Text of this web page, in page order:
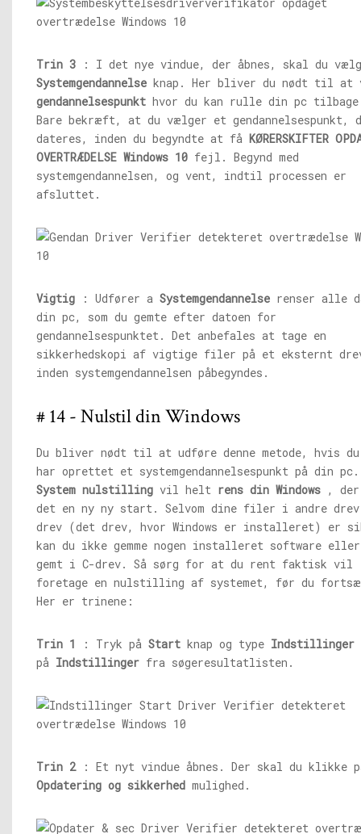
Trin 3 : I det nye vindue, der åbnes, skal du
Systemgendannelse knap. Her bliver du nødt til at
gendannelsespunkt hvor du kan rulle din pc
Bare bekræft, at du vælger et gendannelsespunkt,
dateres, inden du begyndte at få KØRERSKIFTER
OVERTRÆDELSE Windows 10 fejl. Begynd med
systemgendannelsen, og vent, indtil processen er
afsluttet.
Vigtig : Udfører a Systemgendannelse renser alle
din pc, som du gemte efter datoen for
gendannelsespunktet. Det anbefales at tage en
sikkerhedskopi af vigtige filer på et eksternt
inden systemgendannelsen påbegyndes.
# 14 - Nulstil din Windows
Du bliver nødt til at udføre denne metode, hvis
har oprettet et systemgendannelsespunkt på din
System nulstilling vil helt rens din Windows ,
det en ny ny start. Selvom dine filer i andre drev
drev (det drev, hvor Windows er installeret) er
kan du ikke gemme nogen installeret software
gemt i C-drev. Så sørg for at du rent faktisk vil
foretage en nulstilling af systemet, før du
Her er trinene:
Trin 1 : Tryk på Start knap og type Indstillinger
på Indstillinger fra søgeresultatlisten.
Trin 2: Et nyt vindue åbnes. Der skal du klikke
Opdatering og sikkerhed mulighed.